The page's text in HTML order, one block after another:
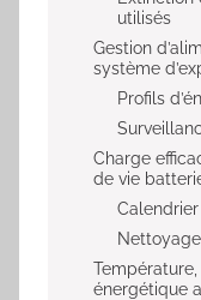
utilisés
Gestion
système
Profils
Charge
de vie
énergétique